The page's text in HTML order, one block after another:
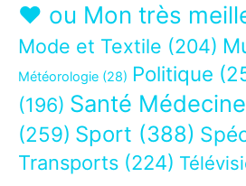
❤ ou Mon très
Mode et Textile (204)
Météorologie (28) Politique
(196) Santé Médecine
(259) Sport (388)
Transports (224)